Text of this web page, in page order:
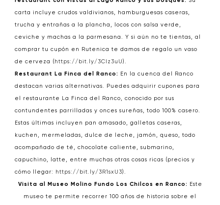
carta incluye crudos valdivianos, hamburguesas caseras,
trucha y entrañas a la plancha, locos con salsa verde,
ceviche y machas a la parmesana. Y si aún no te tientas, al
comprar tu cupón en Rutenica te damos de regalo un vaso
de cerveza (https://bit.ly/3CIz3uU).
Restaurant La Finca del Ranco: En la cuenca del Ranco
destacan varias alternativas. Puedes adquirir cupones para
el restaurante La Finca del Ranco, conocido por sus
contundentes parrilladas y onces sureñas, todo 100% casero.
Estas últimas incluyen pan amasado, galletas caseras,
kuchen, mermeladas, dulce de leche, jamón, queso, todo
acompañado de té, chocolate caliente, submarino,
capuchino, latte, entre muchas otras cosas ricas (precios y
cómo llegar: https://bit.ly/3R1sxU3).
Visita al Museo Molino Fundo Los Chilcos en Ranco: Este
museo te permite recorrer 100 años de historia sobre el